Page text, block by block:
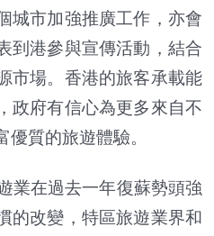
城市加強推廣工作，亦會
到港參與宣傳活動，結合
市場。香港的旅客承載能
政府有信心為更多來自不
質的旅遊體驗。
業在過去一年復蘇勢頭強
的改變，特區旅遊業界和